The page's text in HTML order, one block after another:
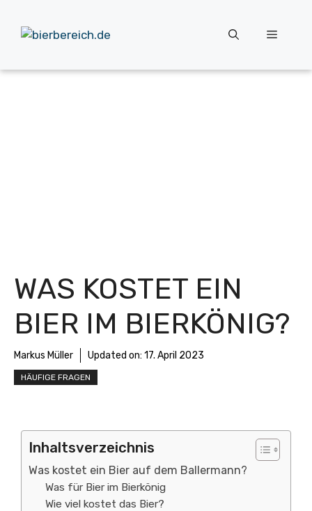
Inhalt
springen
Menü
WAS KOSTET EIN
BIER IM BIERKÖNIG?
Markus Müller Updated on: 17. April 2023
HÄUFIGE FRAGEN
Inhaltsverzeichnis
Was kostet ein Bier auf dem Ballermann?
Was für Bier im Bierkönig
Wie viel kostet das Bier?